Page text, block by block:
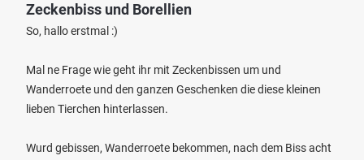
Zeckenbiss und Borellien
So, hallo erstmal :)
Mal ne Frage wie geht ihr mit Zeckenbissen um und
Wanderroete und den ganzen Geschenken die diese kleinen
lieben Tierchen hinterlassen.
Wurd gebissen, Wanderroete bekommen, nach dem Biss acht